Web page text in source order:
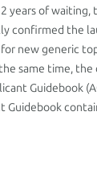
years of waiting,
confirmed the
new generic
same time,
Guidebook
Guidebook